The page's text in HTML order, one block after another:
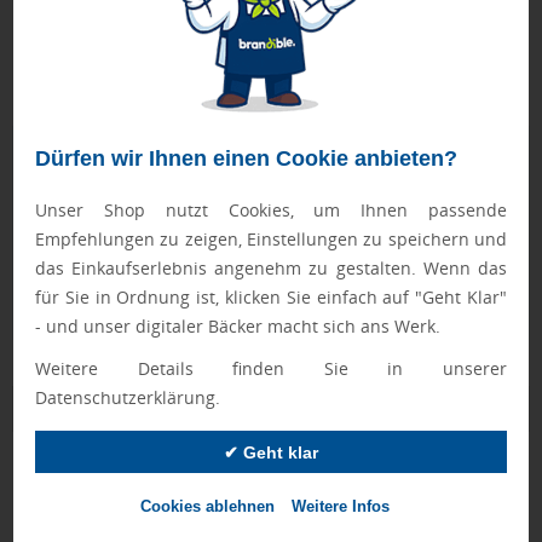
Dürfen wir Ihnen einen Cookie anbieten?
Unser Shop nutzt Cookies, um Ihnen passende
Empfehlungen zu zeigen, Einstellungen zu speichern und
das Einkaufserlebnis angenehm zu gestalten. Wenn das
für Sie in Ordnung ist, klicken Sie einfach auf "Geht Klar"
- und unser digitaler Bäcker macht sich ans Werk.
Weitere Details finden Sie in unserer
Datenschutzerklärung.
✔ Geht klar
Cookies ablehnen Weitere Infos
Die KSI International GmbH führt für seine Kunden die
Im Preis dieses USB Sticks sind die Gema-Gebühren in
bereits enthalten!
Geprüft von Ewa
schaffen es in den Shop.Mehr erfahren
Ewa Engel,
Qualitätssicherung
Zusatzinformation
Artikelnummer: 042-12350400
schwarz, silber